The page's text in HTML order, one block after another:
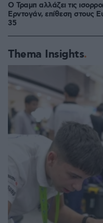
Ο Τραμπ αλλάζει τις
Ερντογάν, επίθεση στους
35
Thema Insights